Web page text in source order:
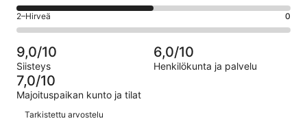
2
arvostelua
0
kautta
2
arvostelua
OK.
1
2
arvostelua
4
-
Huono.
1
kautta
2
arvostelua
Arvosana
2
-
Hirveä.
0
kautta
2
arvostelua
2–Hirveä 0
9,0/10
Siisteys
6,0/10
Henkilökunta ja palvelu
7,0/10
Majoituspaikan kunto ja tilat
Arvostelut
Tarkistettu arvostelu